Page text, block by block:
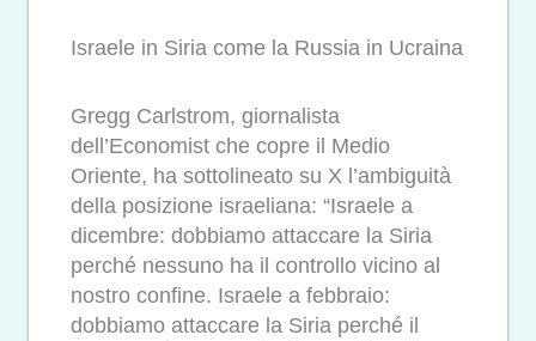
Israele in Siria come la Russia in Ucraina
Gregg Carlstrom, giornalista
dell’Economist che copre il Medio
Oriente, ha sottolineato su X l’ambiguità
della posizione israeliana: “Israele a
dicembre: dobbiamo attaccare la Siria
perché nessuno ha il controllo vicino al
nostro confine. Israele a febbraio:
dobbiamo attaccare la Siria perché il